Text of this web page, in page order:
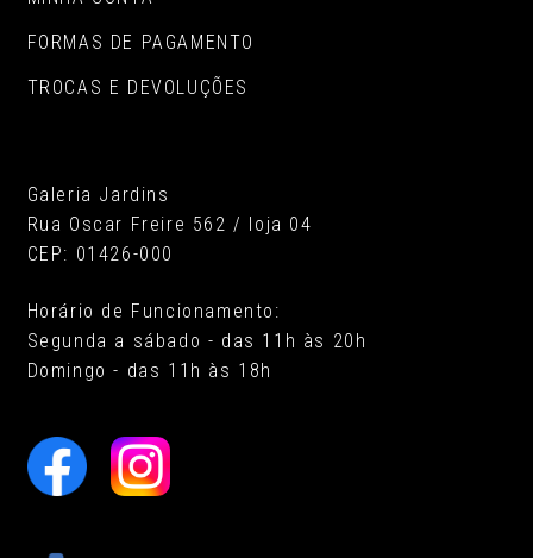
FORMAS DE PAGAMENTO
TROCAS E DEVOLUÇÕES
Galeria Jardins
Rua Oscar Freire 562 / loja 04
CEP: 01426-000
Horário de Funcionamento:
Segunda a sábado - das 11h às 20h
Domingo - das 11h às 18h